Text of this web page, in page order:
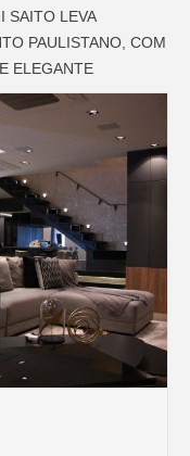
SAITO LEVA
PAULISTANO, COM
ELEGANTE